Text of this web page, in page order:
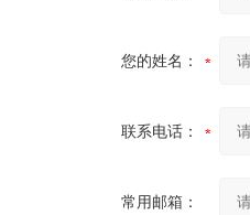
您的姓名：
联系电话：
常用邮箱：